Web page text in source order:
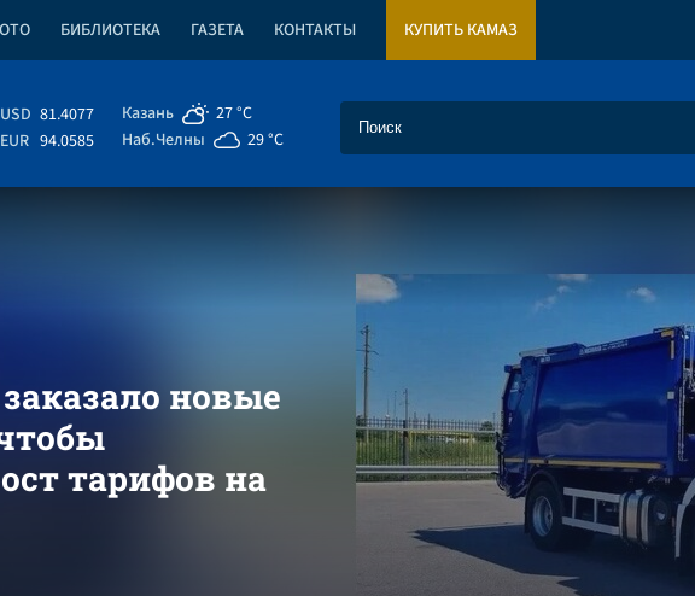
БИБЛИОТЕКА ГАЗЕТА КОНТАКТЫ КУПИТЬ КАМАЗ
USD 81.4077
EUR 94.0585
Казань
27 °C
Наб.Челны
29 °C
новые
тарифов на